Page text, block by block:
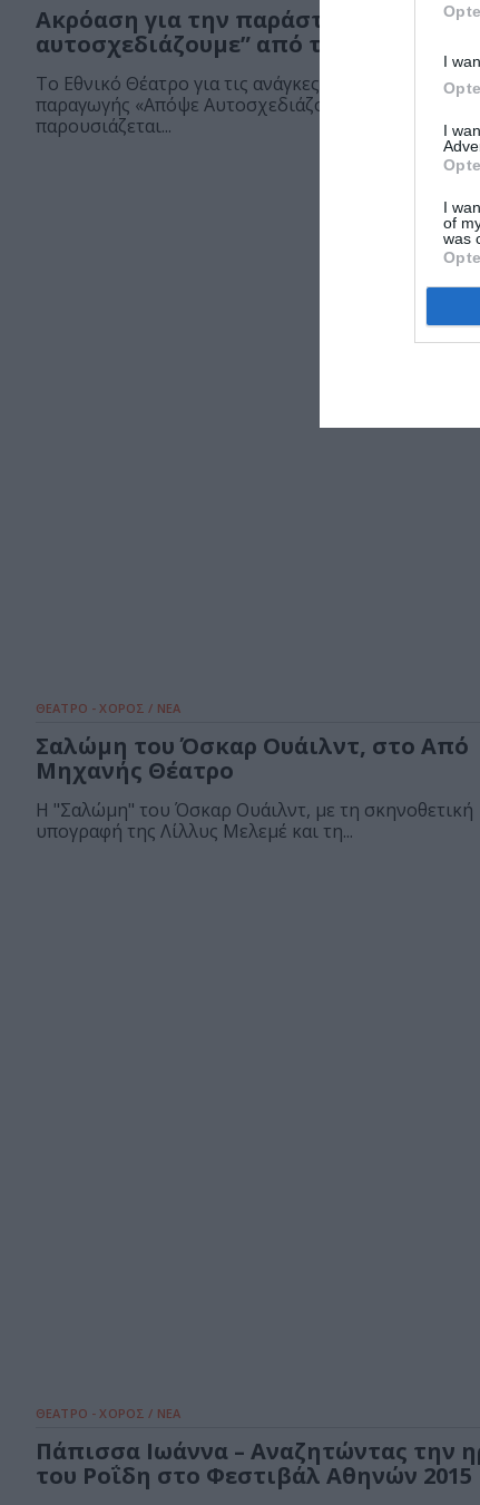
I
I
I
of
was
Ακρόαση για την παράσταση “Απόψε
αυτοσχεδιάζουμε” από το Εθνικό
Το Εθνικό Θέατρο για τις ανάγκες της χειμερινής
παραγωγής «Απόψε Αυτοσχεδιάζουμε», η οποία
παρουσιάζεται...
ΘΕΑΤΡΟ - ΧΟΡΟΣ / ΝΕΑ
Σαλώμη του Όσκαρ Ουάιλντ, στο Από
Μηχανής Θέατρο
Η "Σαλώμη" του Όσκαρ Ουάιλντ, με τη σκηνοθετική
υπογραφή της Λίλλυς Μελεμέ και τη...
ΘΕΑΤΡΟ - ΧΟΡΟΣ / ΝΕΑ
Πάπισσα Ιωάννα – Αναζητώντας την
του Ροΐδη στο Φεστιβάλ Αθηνών 2015